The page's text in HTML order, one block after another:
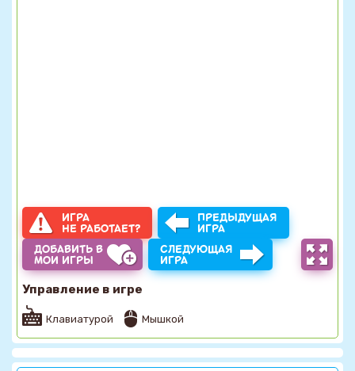
ИГРА
НЕ РАБОТАЕТ?
ПРЕДЫДУЩАЯ
ИГРА
ДОБАВИТЬ В
МОИ ИГРЫ
СЛЕДУЮЩАЯ
ИГРА
Управление в игре
Клавиатурой Мышкой